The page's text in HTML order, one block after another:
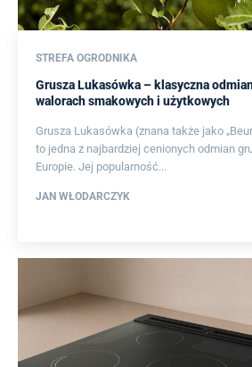
STREFA OGRODNIKA
Grusza Lukasówka – klasyczna
walorach smakowych i użytkowych
Grusza Lukasówka (znana także jako
to jedna z najbardziej cenionych odmian
Europie. Jej popularność...
JAN WŁODARCZYK